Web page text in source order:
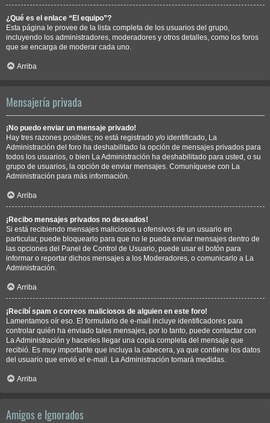
¿Qué es el enlace “El equipo”?
Esta página le provee de la lista completa de los usuarios del grupo,
incluyendo los administradores, moderadores y otros detalles, como los foros
que se encarga de moderar cada uno.
Arriba
Mensajería privada
¡No puedo enviar un mensaje privado!
Hay tres razones posibles; no está registrado y/o identificado, La
Administración del foro ha deshabilitado la opción de mensajes privados para
todos los usuarios, o bien La Administración ha deshabilitado para usted, o su
grupo de usuarios, la opción de enviar mensajes. Comuníquese con La
Administración para más información.
Arriba
¡Recibo mensajes privados no deseados!
Si está recibiendo mensajes maliciosos u ofensivos de un usuario en
particular, puede bloquearlo para que no le pueda enviar mensajes dentro de
las opciones del Panel de Control de Usuario, puede usar el botón para
informar o reportar dichos mensajes a los Moderadores, o comunicarlo a La
Administración.
Arriba
¡Recibí spam o correos maliciosos de alguien en este foro!
Lamentamos oír eso. El formulario de e-mail incluye identificadores para
controlar quién ha enviado tales mensajes, por lo tanto, puede contactar con
La Administración y hacerles llegar una copia completa del mensaje que
recibió. Es muy importante que incluya la cabecera, ya que contiene los datos
del usuario que envió el e-mail. La Administración tomará medidas.
Arriba
Amigos e Ignorados